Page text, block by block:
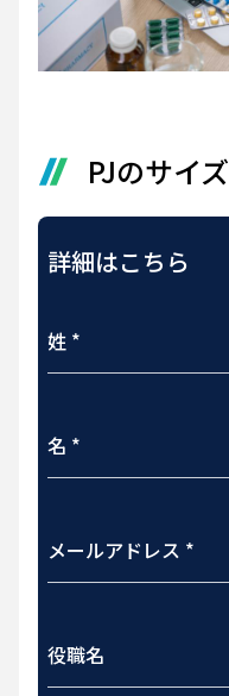
PJのサイズ
詳細はこちら